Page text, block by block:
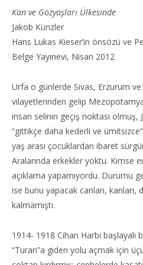
Kan ve Gözyaşları Ülkesinde
Jakob Künzler
Hans Lukas Kieser’in önsözü ve
Belge Yayınevi, Nisan 2012
Urfa o günlerde Sivas, Erzurum
vilayetlerinden gelip
insan selinin geçiş noktası olmuş,
“gittikçe daha kederli ve
yaş arası çocuklardan ibaret
Aralarında erkekler yoktu. Kimse
açıklama yapamıyordu. Durumu
ise bunu yapacak canları, kanları,
kalmamıştı.
1914- 1918 Cihan Harbi başlayalı
“Turan”a giden yolu açmak için